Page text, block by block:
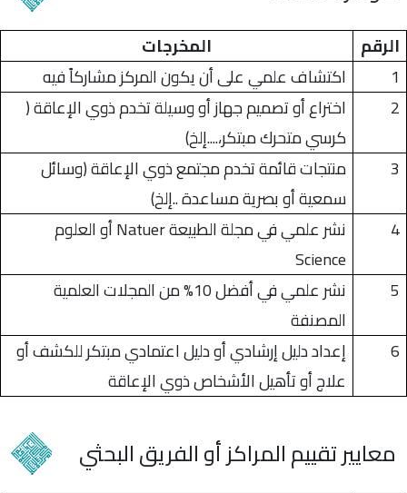
الرقم
المخرجات
1
اكتشاف علمي على أن يكون المركز مشاركاً فيه
2
اختراع أو تصميم جهاز أو وسيلة تخدم ذوي الإعاقة (
كرسي متحرك مبتكر،....إلخ)
3
منتجات قائمة تخدم مجتمع ذوي الإعاقة (وسائل
سمعية أو بصرية مساعدة ..إلخ)
4
نشر علمي في مجلة الطبيعة Natuer أو العلوم
Science
5
نشر علمي في أفضل 10% من المجلات العلمية
المصنفة
6
إعداد دليل إرشادي أو دليل اعتمادي مبتكر للكشف أو
علاج أو تأهيل الأشخاص ذوي الإعاقة
معاييرتقييم المراكز أو الفريق البحثي